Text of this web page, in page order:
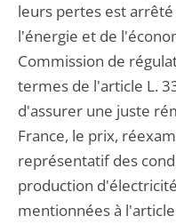
leurs pertes est
l'énergie et de
Commission de
termes de l'article L.
d'assurer une juste
France, le prix,
représentatif des
production
mentionnées à